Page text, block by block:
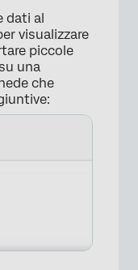
dati al
visualizzare
piccole
una
che